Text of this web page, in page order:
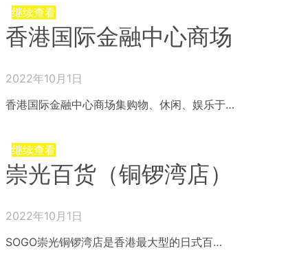
继续查看
香港国际金融中心商场
2022年10月1日
香港国际金融中心商场集购物、休闲、娱乐于…
继续查看
崇光百货（铜锣湾店）
2022年10月1日
SOGO崇光铜锣湾店是香港最大型的日式百…